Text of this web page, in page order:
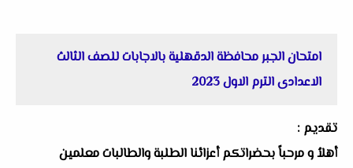
امتحان الجبر محافظة الدقهلية بالاجابات للصف الثالث
الاعدادى الترم الاول 2023
تقديم :
أهلاُ و مرحباً بحضراتكم أعزائنا الطلبة والطالبات معلمين